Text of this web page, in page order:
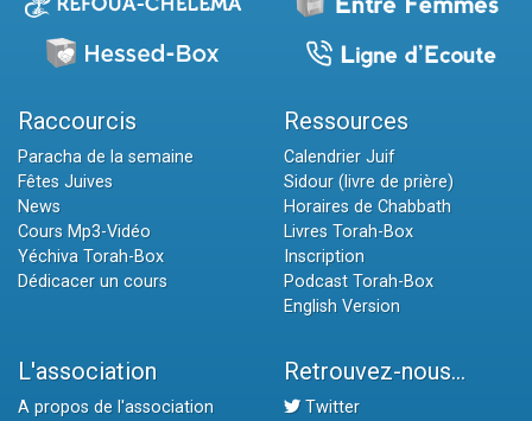
Raccourcis
Paracha de la semaine
Fêtes Juives
News
Cours Mp3-Vidéo
Yéchiva Torah-Box
Dédicacer un cours
Ressources
Calendrier Juif
Sidour (livre de prière)
Horaires de Chabbath
Livres Torah-Box
Inscription
Podcast Torah-Box
English Version
L'association
A propos de l'association
Retrouvez-nous...
Twitter